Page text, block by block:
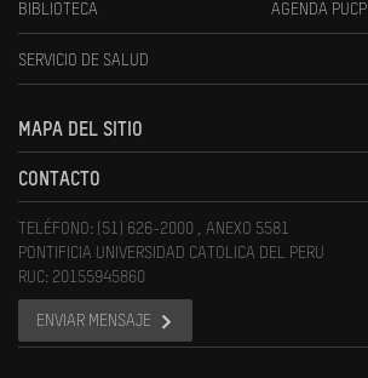
BIBLIOTECA AGENDA PUCP
SERVICIO DE SALUD
MAPA DEL SITIO
CONTACTO
TELÉFONO: (51) 626-2000 , ANEXO 5581
PONTIFICIA UNIVERSIDAD CATOLICA DEL PERU
RUC: 20155945860
ENVIAR MENSAJE